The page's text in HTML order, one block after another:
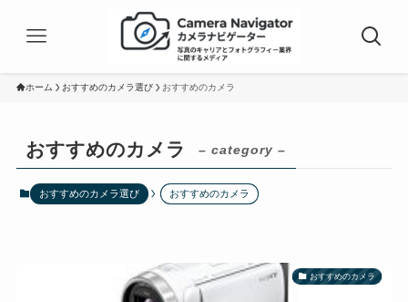
ホーム おすすめのカメラ選び おすすめのカメラ
おすすめのカメラ – category –
おすすめのカメラ選び おすすめのカメラ
おすすめのカメラ